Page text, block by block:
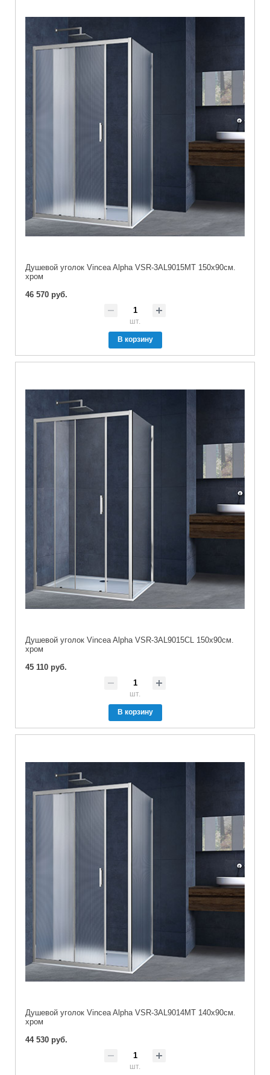
Душевой уголок Vincea Alpha VSR-3AL9015MT 150х90см.
хром
46 570 руб.
шт.
В корзину
Душевой уголок Vincea Alpha VSR-3AL9015CL 150х90см.
хром
45 110 руб.
шт.
В корзину
Душевой уголок Vincea Alpha VSR-3AL9014MT 140х90см.
хром
44 530 руб.
шт.